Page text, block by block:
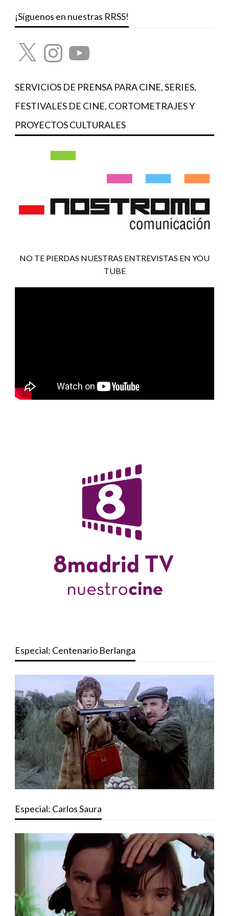
¡Síguenos en nuestras RRSS!
X InstagramYouTube
SERVICIOS DE PRENSA PARA CINE, SERIES,
FESTIVALES DE CINE, CORTOMETRAJES Y
PROYECTOS CULTURALES
NO TE PIERDAS NUESTRAS ENTREVISTAS EN YOU
TUBE
Especial: Centenario Berlanga
Especial: Carlos Saura